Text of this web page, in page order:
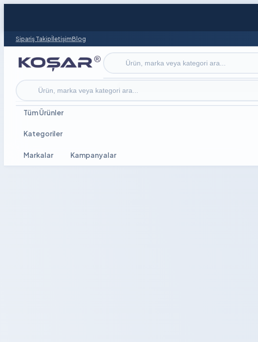
Sipariş TakipİletişimBlog
Ürün ara
Ürün ara
Tüm Ürünler
Kategoriler
Markalar Kampanyalar